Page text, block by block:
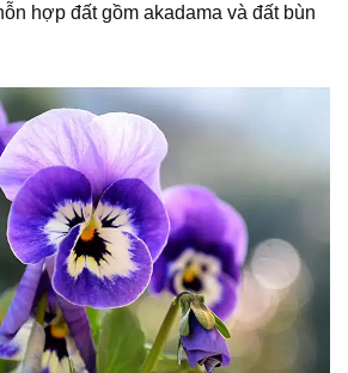
hợp đất gồm akadama và đất bùn